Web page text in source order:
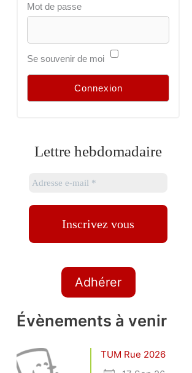
Mot de passe
Se souvenir de moi
Lettre hebdomadaire
Adhérer
Évènements à venir
TUM Rue 2026